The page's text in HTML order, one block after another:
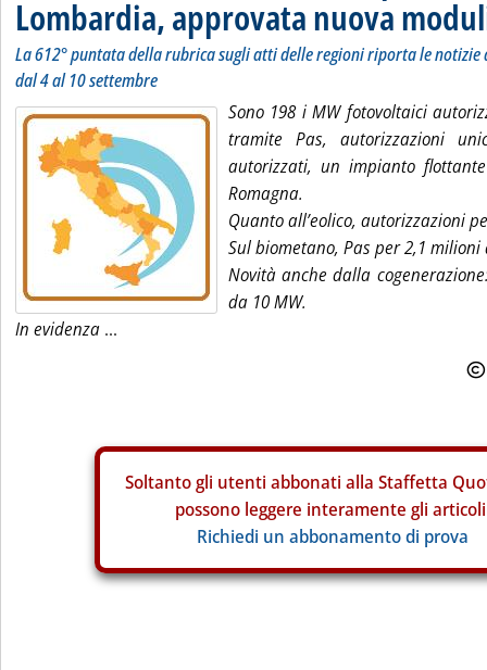
Lombardia, approvata nuova
La 612° puntata della rubrica sugli atti delle regioni riporta le
dal 4 al 10 settembre
Sono 198 i MW fotovoltaici
tramite Pas, autorizzazioni
autorizzati, un impianto
Romagna.
Quanto all’eolico, autorizzazioni
Sul biometano, Pas per 2,1
Novità anche dalla
da 10 MW.
In evidenza ...
Soltanto gli utenti abbonati alla Staffetta
possono leggere interamente gli
Richiedi un abbonamento di prova